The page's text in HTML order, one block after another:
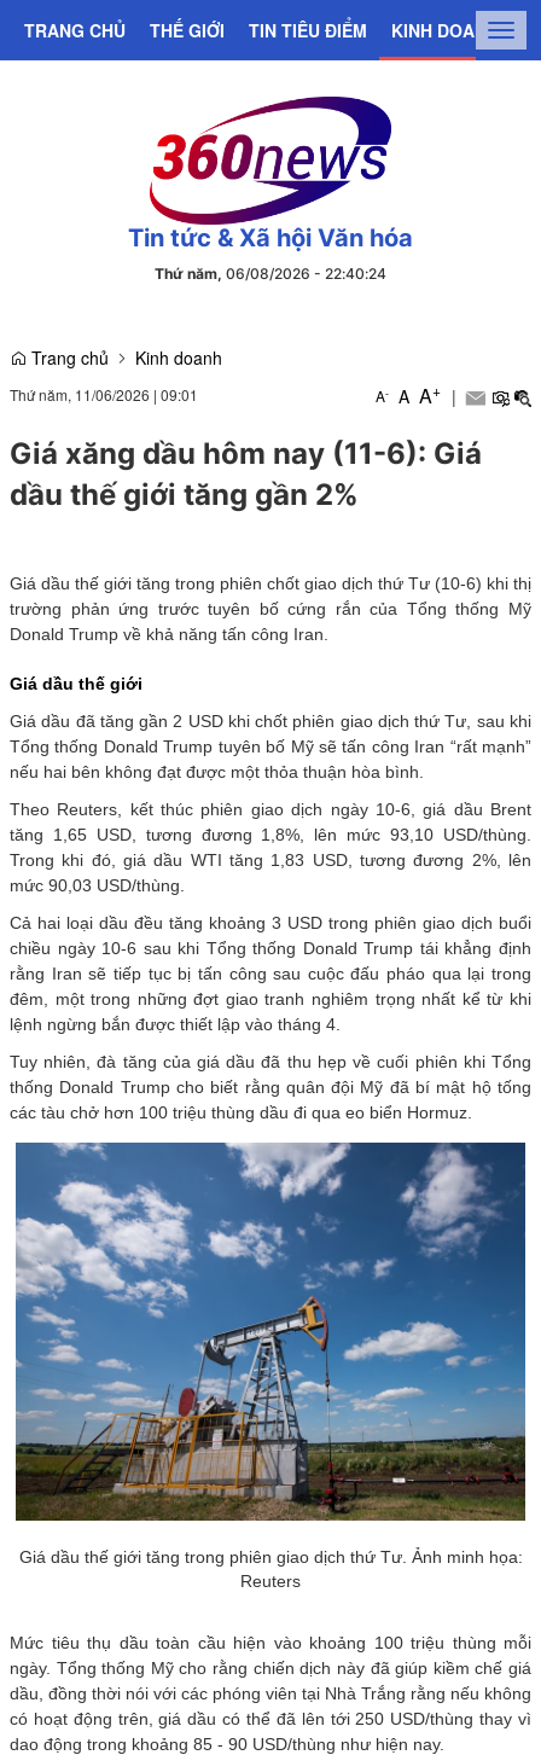
TRANG CHỦ THẾ GIỚI TIN TIÊU ĐIỂM KINH DOANH
Tin tức & Xã hội Văn hóa
Thứ năm, 06/08/2026 - 22:40:24
Trang chủ Kinh doanh
Thứ năm, 11/06/2026 | 09:01 A- A A+ |
Giá xăng dầu hôm nay (11-6): Giá
dầu thế giới tăng gần 2%
Giá dầu thế giới tăng trong phiên chốt giao dịch thứ Tư (10-6) khi thị
trường phản ứng trước tuyên bố cứng rắn của Tổng thống Mỹ
Donald Trump về khả năng tấn công Iran.
Giá dầu thế giới
Giá dầu đã tăng gần 2 USD khi chốt phiên giao dịch thứ Tư, sau khi
Tổng thống Donald Trump tuyên bố Mỹ sẽ tấn công Iran “rất mạnh”
nếu hai bên không đạt được một thỏa thuận hòa bình.
Theo Reuters, kết thúc phiên giao dịch ngày 10-6, giá dầu Brent
tăng 1,65 USD, tương đương 1,8%, lên mức 93,10 USD/thùng.
Trong khi đó, giá dầu WTI tăng 1,83 USD, tương đương 2%, lên
mức 90,03 USD/thùng.
Cả hai loại dầu đều tăng khoảng 3 USD trong phiên giao dịch buổi
chiều ngày 10-6 sau khi Tổng thống Donald Trump tái khẳng định
rằng Iran sẽ tiếp tục bị tấn công sau cuộc đấu pháo qua lại trong
đêm, một trong những đợt giao tranh nghiêm trọng nhất kể từ khi
lệnh ngừng bắn được thiết lập vào tháng 4.
Tuy nhiên, đà tăng của giá dầu đã thu hẹp về cuối phiên khi Tổng
thống Donald Trump cho biết rằng quân đội Mỹ đã bí mật hộ tống
các tàu chở hơn 100 triệu thùng dầu đi qua eo biển Hormuz.
Giá dầu thế giới tăng trong phiên giao dịch thứ Tư. Ảnh minh họa:
Reuters
Mức tiêu thụ dầu toàn cầu hiện vào khoảng 100 triệu thùng mỗi
ngày. Tổng thống Mỹ cho rằng chiến dịch này đã giúp kiềm chế giá
dầu, đồng thời nói với các phóng viên tại Nhà Trắng rằng nếu không
có hoạt động trên, giá dầu có thể đã lên tới 250 USD/thùng thay vì
dao động trong khoảng 85 - 90 USD/thùng như hiện nay.